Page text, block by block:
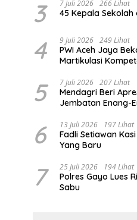
3 7 Juli 2026 266 Lihat
45 Kepala Sekolah
4 9 Juli 2026 249 Lihat
PWI Aceh Jaya
Martikulasi
5 7 Juli 2026 207 Lihat
Mendagri Beri
Jembatan Enang-
6 13 Juli 2026 197 Lihat
Fadli Setiawan
Yang Baru
7 25 Juli 2026 194 Lihat
Polres Gayo Lues
Sabu